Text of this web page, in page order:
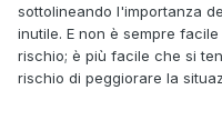
sottolineando l'importanza
inutile. E non è sempre
rischio; è più facile che si
rischio di peggiorare la